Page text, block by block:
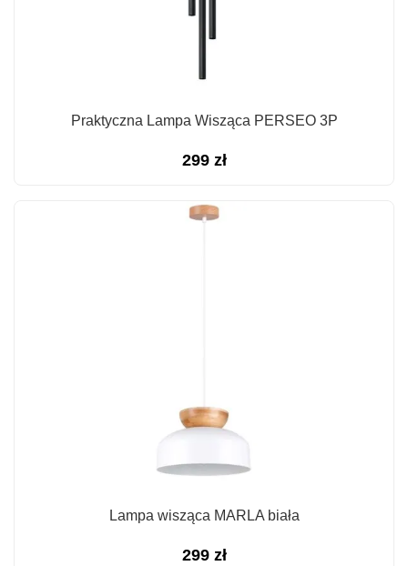
Praktyczna Lampa Wisząca PERSEO 3P
299 zł
Lampa wisząca MARLA biała
299 zł